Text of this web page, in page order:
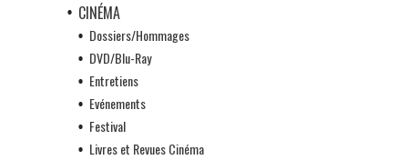
CINÉMA
Dossiers/Hommages
DVD/Blu-Ray
Entretiens
Evénements
Festival
Livres et Revues Cinéma